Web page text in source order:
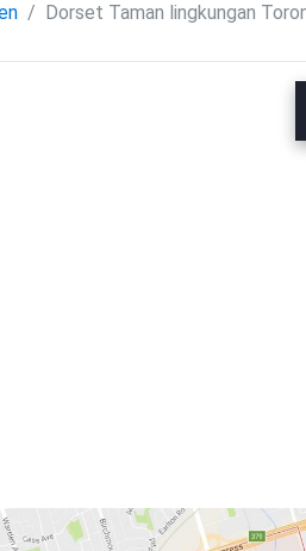
Dorset Taman lingkungan